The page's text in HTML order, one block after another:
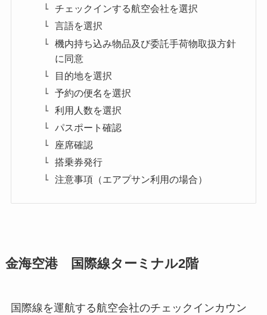
チェックインする航空会社を選択
言語を選択
機内持ち込み物品及び委託手荷物取扱方針
に同意
目的地を選択
予約の便名を選択
利用人数を選択
パスポート確認
座席確認
搭乗券発行
注意事項（エアプサン利用の場合）
金海空港 国際線ターミナル2階
国際線を運航する航空会社のチェックインカウン